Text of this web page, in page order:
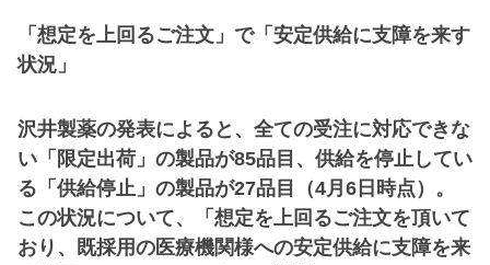
「想定を上回るご注文」で「安定供給に支障を来す
状況」
沢井製薬の発表によると、全ての受注に対応できな
い「限定出荷」の製品が85品目、供給を停止してい
る「供給停止」の製品が27品目（4月6日時点）。
この状況について、「想定を上回るご注文を頂いて
おり、既採用の医療機関様への安定供給に支障を来